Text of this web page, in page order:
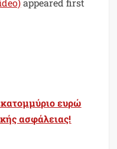
appeared first
ευρώ
ασφάλειας!